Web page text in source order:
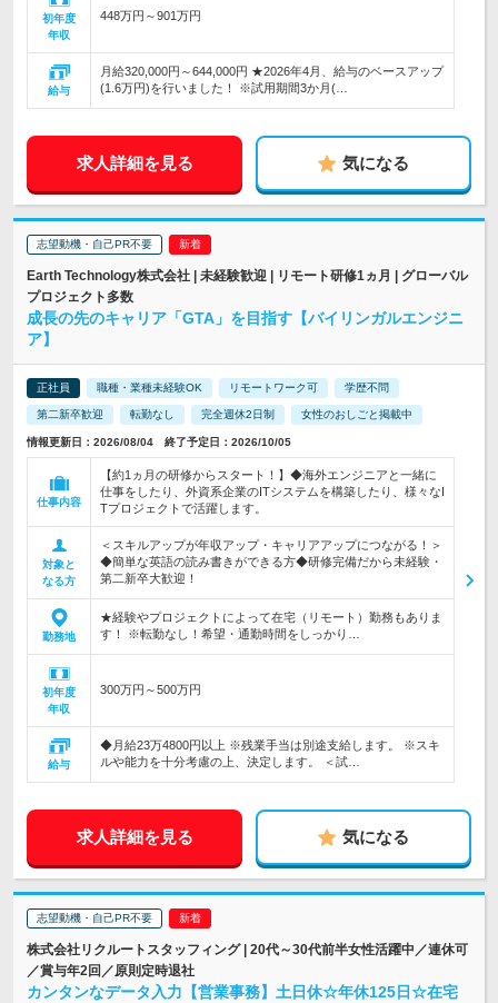
初年度
年収
448万円～901万円
給与
月給320,000円～644,000円 ★2026年4月、給与のベースアップ
(1.6万円)を行いました！ ※試用期間3か月(…
求人詳細を見る 気になる
志望動機・自己PR不要
Earth Technology株式会社 | 未経験歓迎 | リモート研修1ヵ月 | グローバル
プロジェクト多数
成長の先のキャリア「GTA」を目指す【バイリンガルエンジニ
ア】
正社員 職種・業種未経験OK リモートワーク可 学歴不問
第二新卒歓迎 転勤なし 完全週休2日制 女性のおしごと掲載中
情報更新日：2026/08/04 終了予定日：2026/10/05
仕事内容
【約1ヵ月の研修からスタート！】◆海外エンジニアと一緒に
仕事をしたり、外資系企業のITシステムを構築したり、様々なI
Tプロジェクトで活躍します。
対象と
なる方
＜スキルアップが年収アップ・キャリアアップにつながる！＞
◆簡単な英語の読み書きができる方◆研修完備だから未経験・
第二新卒大歓迎！
勤務地
★経験やプロジェクトによって在宅（リモート）勤務もありま
す！ ※転勤なし！希望・通勤時間をしっかり…
初年度
年収
300万円～500万円
給与
◆月給23万4800円以上 ※残業手当は別途支給します。 ※スキ
ルや能力を十分考慮の上、決定します。 ＜試…
求人詳細を見る 気になる
志望動機・自己PR不要
株式会社リクルートスタッフィング | 20代～30代前半女性活躍中／連休可
／賞与年2回／原則定時退社
カンタンなデータ入力【営業事務】土日休☆年休125日☆在宅